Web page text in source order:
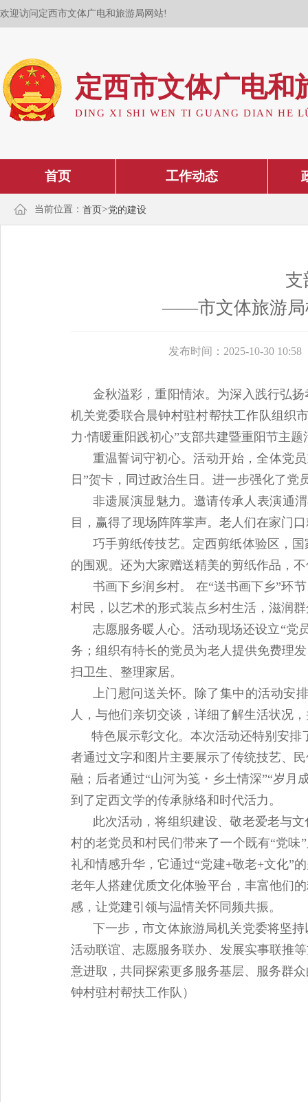
欢迎访问定西市文体广电和旅游局网站!
定西市文体广电和
DING XI SHI WEN TI GUANG DIAN HE
首页 工作动态
当前位置： 首页>党的建设
支
——市文体旅游局
发布时间：2025-10-30 10:58
金秋溢彩，重阳情浓。为深入践行弘
机关党委联合晨钟村驻村帮扶工作队组织
力·情暖重阳践初心”支部共建暨重阳节主题
重温誓词守初心。活动开始，全体党
日”贺卡，同过政治生日。进一步强化了
非遗展演显魅力。邀请传承人表演通
目，赢得了现场阵阵掌声。老人们在家门
巧手剪纸传技艺。定西剪纸体验区，
的围观。还为大家赠送精美的剪纸作品，
书画下乡润乡村。 在“送书画下乡”环
村民，以艺术的形式装点乡村生活，滋润
志愿服务暖人心。活动现场还设立“党
务；组织有特长的党员为老人提供免费理
扫卫生、整理家居。
上门慰问送关怀。除了集中的活动安
人，与他们亲切交谈，详细了解生活状况
特色展示彰文化。本次活动还特别安排
者通过文字和图片主要展示了传统技艺、
融；后者通过“山河为笺・乡土情深”“岁月
到了定西文学的传承脉络和时代活力。
此次活动，将组织建设、敬老爱老与
村的老党员和村民们带来了一个既有“党
礼和情感升华，它通过“党建+敬老+文化”
老年人搭建优质文化体验平台，丰富他们
感，让党建引领与温情关怀同频共振。
下一步，市文体旅游局机关党委将坚
活动联谊、志愿服务联办、发展实事联推
意进取，共同探索更多服务基层、服务群
钟村驻村帮扶工作队 ）